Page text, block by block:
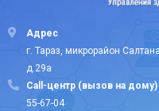
Адрес
г. Тараз, микрорайон
д.29а
Call-центр (вызов на дому)
55-67-04